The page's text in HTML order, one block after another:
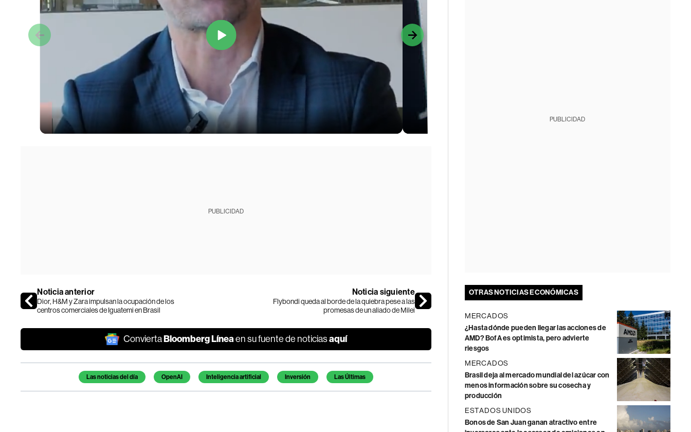
PUBLICIDAD
Noticia anterior
Dior, H&M y Zara impulsan la ocupación de los
centros comerciales de Iguatemi en Brasil
Noticia siguiente
Flybondi queda al borde de la quiebra pese a las
promesas de un aliado de Milei
ConviertaBloomberg Líneaen su fuente de noticiasaquí
Temas de este artículo
Las noticias del día OpenAI Inteligencia artificial Inversión Las Últimas
PUBLICIDAD
OTRAS NOTICIAS ECONÓMICAS
MERCADOS
¿Hasta dónde pueden llegar las acciones de
AMD? BofA es optimista, pero advierte
riesgos
MERCADOS
Brasil deja al mercado mundial del azúcar con
menos información sobre su cosecha y
producción
ESTADOS UNIDOS
Bonos de San Juan ganan atractivo entre